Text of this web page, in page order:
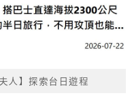
人】探索台日遊程